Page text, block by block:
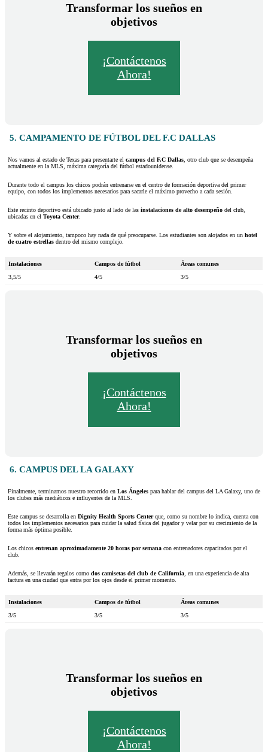
Transformar los sueños en
objetivos
¡Contáctenos
Ahora!
5. CAMPAMENTO DE FÚTBOL DEL F.C DALLAS
Nos vamos al estado de Texas para presentarte el campus del F.C Dallas , otro club que se desempeña
actualmente en la MLS, máxima categoría del fútbol estadounidense.
Durante todo el campus los chicos podrán entrenarse en el centro de formación deportiva del primer
equipo, con todos los implementos necesarios para sacarle el máximo provecho a cada sesión.
Este recinto deportivo está ubicado justo al lado de las instalaciones de alto desempeño del club,
ubicadas en el Toyota Center.
Y sobre el alojamiento, tampoco hay nada de qué preocuparse. Los estudiantes son alojados en un hotel
de cuatro estrellas dentro del mismo complejo.
Instalaciones Campos de fútbol
Áreas comunes
3,5/5
4/5 3/5
Transformar los sueños en
objetivos
¡Contáctenos
Ahora!
6. CAMPUS DEL LA GALAXY
Finalmente, terminamos nuestro recorrido en Los Ángeles para hablar del campus del LA Galaxy, uno de
los clubes más mediáticos e influyentes de la MLS.
Este campus se desarrolla en Dignity Health Sports Centerque, como su nombre lo indica, cuenta con
todos los implementos necesarios para cuidar la salud física del jugador y velar por su crecimiento de la
forma más óptima posible.
Los chicos entrenan aproximadamente 20 horas por semana con entrenadores capacitados por el
club.
Además, se llevarán regalos como dos camisetas del club de California, en una experiencia de alta
factura en una ciudad que entra por los ojos desde el primer momento.
Instalaciones Campos de fútbol
Áreas comunes
3/5
3/5 3/5
Transformar los sueños en
objetivos
¡Contáctenos
Ahora!